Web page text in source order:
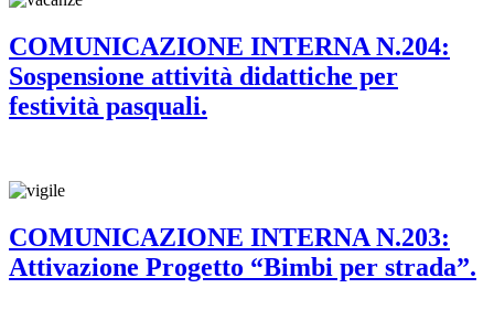
COMUNICAZIONE INTERNA N.204:
Sospensione attività didattiche per
festività pasquali.
COMUNICAZIONE INTERNA N.203:
Attivazione Progetto “Bimbi per strada”.